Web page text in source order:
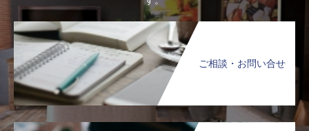
ご相談・お問い合せ